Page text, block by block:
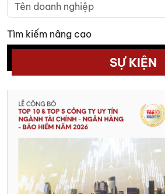
Tìm kiếm nâng cao
SỰ KIỆN